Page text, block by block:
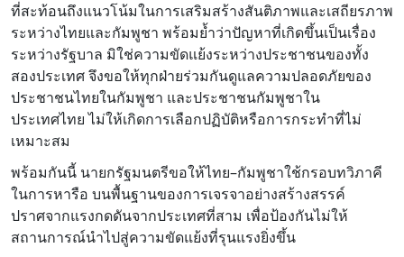
ที่สะท้อนถึงแนวโน้มในการเสริมสร้างสันติภาพและเสถียรภาพ
ระหว่างไทยและกัมพูชา พร้อมย้ำว่าปัญหาที่เกิดขึ้นเป็นเรื่อง
ระหว่างรัฐบาล มิใช่ความขัดแย้งระหว่างประชาชนของทั้ง
สองประเทศ จึงขอให้ทุกฝ่ายร่วมกันดูแลความปลอดภัยของ
ประชาชนไทยในกัมพูชา และประชาชนกัมพูชาใน
ประเทศไทย ไม่ให้เกิดการเลือกปฏิบัติหรือการกระทำที่ไม่
เหมาะสม
พร้อมกันนี้ นายกรัฐมนตรีขอให้ไทย–กัมพูชาใช้กรอบทวิภาคี
ในการหารือ บนพื้นฐานของการเจรจาอย่างสร้างสรรค์
ปราศจากแรงกดดันจากประเทศที่สาม เพื่อป้องกันไม่ให้
สถานการณ์นำไปสู่ความขัดแย้งที่รุนแรงยิ่งขึ้น